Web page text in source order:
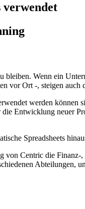
verwendet
Wenn ein
vor Ort -, steigen auch
werden
Entwicklung neuer
Spreadsheets
Centric die
Abteilungen,